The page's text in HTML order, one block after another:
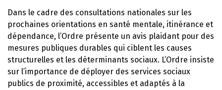
Dans le cadre des consultations nationales sur les
prochaines orientations en santé mentale, itinérance et
dépendance, l’Ordre présente un avis plaidant pour des
mesures publiques durables qui ciblent les causes
structurelles et les déterminants sociaux. L’Ordre insiste
sur l’importance de déployer des services sociaux
publics de proximité, accessibles et adaptés à la